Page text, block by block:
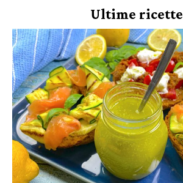
Ultime ricette